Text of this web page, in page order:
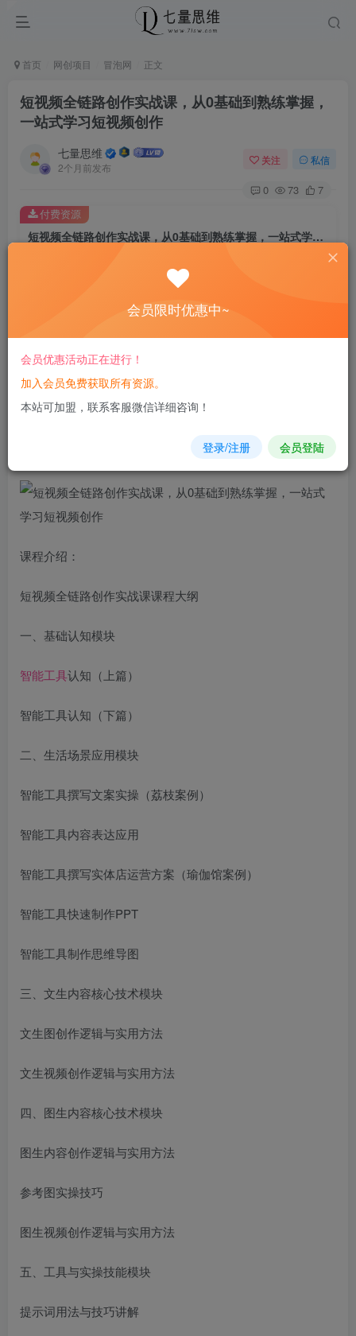
首页 网创项目 冒泡网 正文
短视频全链路创作实战课，从0基础到熟练掌握，
一站式学习短视频创作
七量思维
2个月前发布
关注 私信
0 73 7
短视频全链路创作实战课，从0基础到熟练掌握，一站式学习短视频创作
8.8
免费
您当前未登录！建议登陆后购买，可保存购买订单
付费资源
课程介绍：
短视频全链路创作实战课课程大纲
一、基础认知模块
智能工具认知（上篇）
智能工具认知（下篇）
二、生活场景应用模块
智能工具撰写文案实操（荔枝案例）
智能工具内容表达应用
智能工具撰写实体店运营方案（瑜伽馆案例）
智能工具快速制作PPT
智能工具制作思维导图
三、文生内容核心技术模块
文生图创作逻辑与实用方法
文生视频创作逻辑与实用方法
四、图生内容核心技术模块
图生内容创作逻辑与实用方法
参考图实操技巧
图生视频创作逻辑与实用方法
五、工具与实操技能模块
提示词用法与技巧讲解
会员限时优惠中~
会员优惠活动正在进行！
加入会员免费获取所有资源。
本站可加盟，联系客服微信详细咨询！
登录/注册 会员登陆